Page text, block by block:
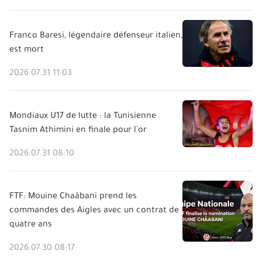
Franco Baresi, légendaire défenseur italien,
est mort
2026.07.31 11:03
Mondiaux U17 de lutte : la Tunisienne
Tasnim Athimini en finale pour l'or
2026.07.31 08:10
FTF: Mouine Chaâbani prend les
commandes des Aigles avec un contrat de
quatre ans
2026.07.30 08:17